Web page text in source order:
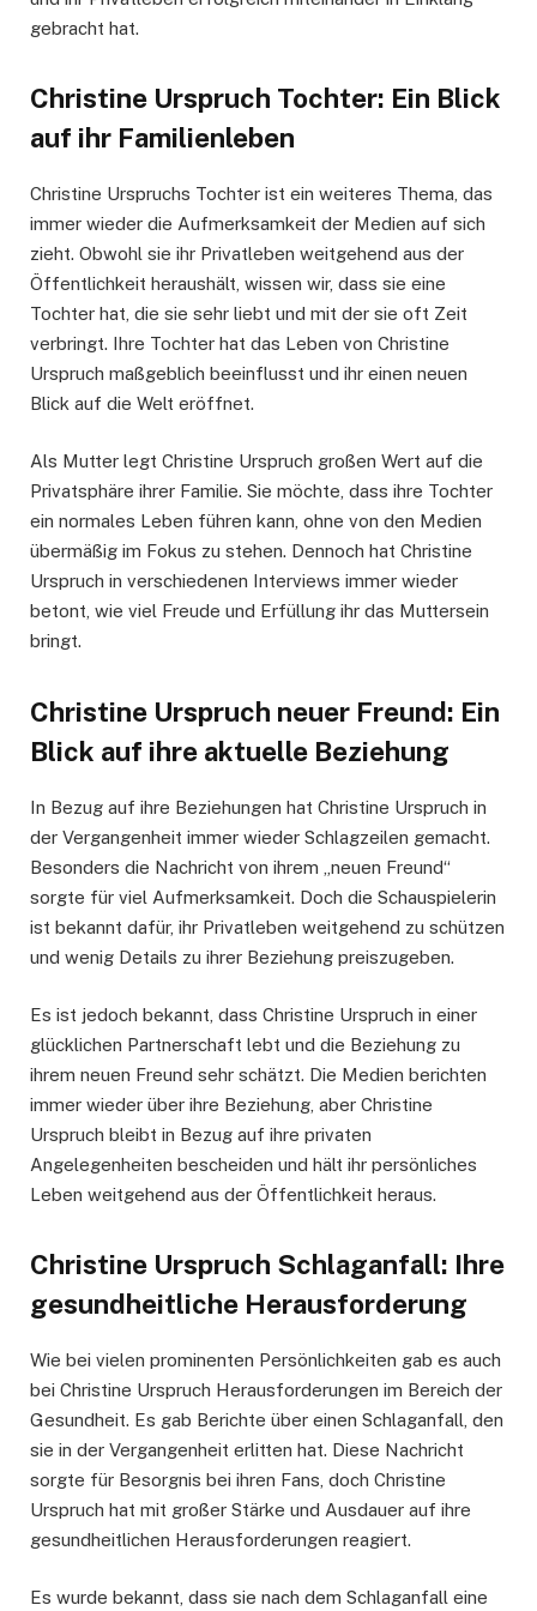
gebracht hat.
Christine Urspruch Tochter: Ein Blick
auf ihr Familienleben
Christine Urspruchs Tochter ist ein weiteres Thema, das
immer wieder die Aufmerksamkeit der Medien auf sich
zieht. Obwohl sie ihr Privatleben weitgehend aus der
Öffentlichkeit heraushält, wissen wir, dass sie eine
Tochter hat, die sie sehr liebt und mit der sie oft Zeit
verbringt. Ihre Tochter hat das Leben von Christine
Urspruch maßgeblich beeinflusst und ihr einen neuen
Blick auf die Welt eröffnet.
Als Mutter legt Christine Urspruch großen Wert auf die
Privatsphäre ihrer Familie. Sie möchte, dass ihre Tochter
ein normales Leben führen kann, ohne von den Medien
übermäßig im Fokus zu stehen. Dennoch hat Christine
Urspruch in verschiedenen Interviews immer wieder
betont, wie viel Freude und Erfüllung ihr das Muttersein
bringt.
Christine Urspruch neuer Freund: Ein
Blick auf ihre aktuelle Beziehung
In Bezug auf ihre Beziehungen hat Christine Urspruch in
der Vergangenheit immer wieder Schlagzeilen gemacht.
Besonders die Nachricht von ihrem „neuen Freund“
sorgte für viel Aufmerksamkeit. Doch die Schauspielerin
ist bekannt dafür, ihr Privatleben weitgehend zu schützen
und wenig Details zu ihrer Beziehung preiszugeben.
Es ist jedoch bekannt, dass Christine Urspruch in einer
glücklichen Partnerschaft lebt und die Beziehung zu
ihrem neuen Freund sehr schätzt. Die Medien berichten
immer wieder über ihre Beziehung, aber Christine
Urspruch bleibt in Bezug auf ihre privaten
Angelegenheiten bescheiden und hält ihr persönliches
Leben weitgehend aus der Öffentlichkeit heraus.
Christine Urspruch Schlaganfall: Ihre
gesundheitliche Herausforderung
Wie bei vielen prominenten Persönlichkeiten gab es auch
bei Christine Urspruch Herausforderungen im Bereich der
Gesundheit. Es gab Berichte über einen Schlaganfall, den
sie in der Vergangenheit erlitten hat. Diese Nachricht
sorgte für Besorgnis bei ihren Fans, doch Christine
Urspruch hat mit großer Stärke und Ausdauer auf ihre
gesundheitlichen Herausforderungen reagiert.
Es wurde bekannt, dass sie nach dem Schlaganfall eine